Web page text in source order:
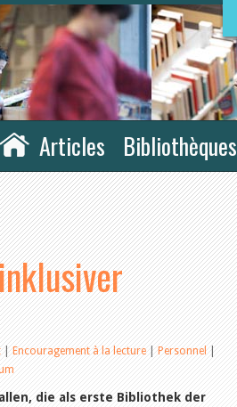
Articles Bibliothèques
|Encouragement à la lecture|Personnel|
die als erste Bibliothek der